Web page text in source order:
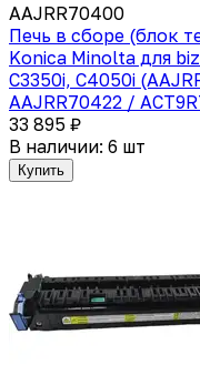
AAJRR70400
Печь в сборе (блок
Konica Minolta для
C3350i, C4050i
AAJRR70422 /
33 895 ₽
В наличии: 6 шт
Купить